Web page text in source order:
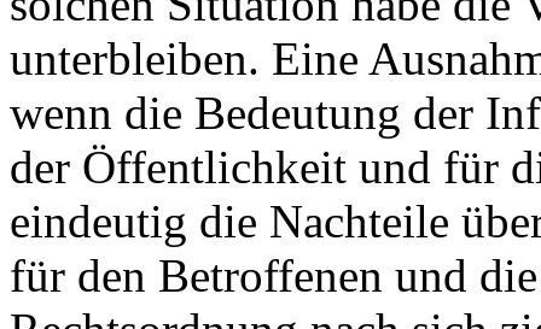
unterbleiben. Eine
wenn die Bedeutung der
der Öffentlichkeit und für
eindeutig die Nachteile
für den Betroffenen und